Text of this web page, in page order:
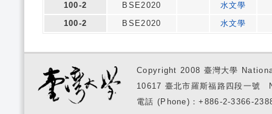
100-2
BSE2020
水文學
100-2
BSE2020 水文學
Copyright 2008 臺灣大學
10617 臺北市羅斯福路四段一
電話 (Phone)：+886-2-3366-